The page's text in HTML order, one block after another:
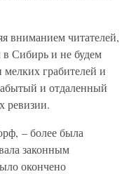
вниманием читателей,
Сибирь и не будем
грабителей и
и отдаленный
ревизии.
– более была
законным
окончено